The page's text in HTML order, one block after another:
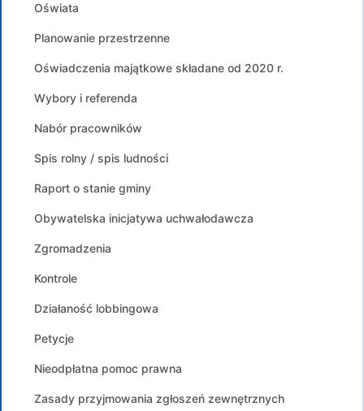
Oświata
Planowanie przestrzenne
Oświadczenia majątkowe składane od 2020 r.
Wybory i referenda
Nabór pracowników
Spis rolny / spis ludności
Raport o stanie gminy
Obywatelska inicjatywa uchwałodawcza
Zgromadzenia
Kontrole
Działaność lobbingowa
Petycje
Nieodpłatna pomoc prawna
Zasady przyjmowania zgłoszeń zewnętrznych